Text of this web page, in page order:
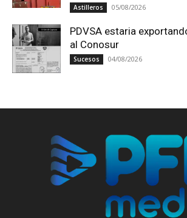
Astilleros 05/08/2026
PDVSA estaria
al Conosur
Sucesos 04/08/2026